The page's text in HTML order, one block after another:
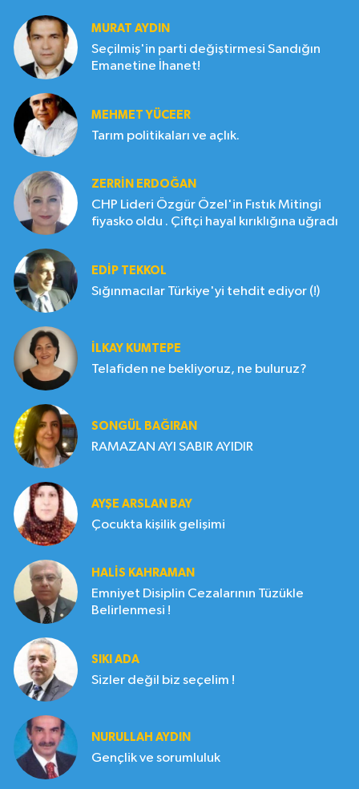
MURAT AYDIN
Seçilmiş'in parti değiştirmesi Sandığın
Emanetine İhanet!
MEHMET YÜCEER
Tarım politikaları ve açlık.
ZERRIN ERDOĞAN
CHP Lideri Özgür Özel'in Fıstık Mitingi
fiyasko oldu . Çiftçi hayal kırıklığına uğradı
EDIP TEKKOL
Sığınmacılar Türkiye'yi tehdit ediyor (!)
İLKAY KUMTEPE
Telafiden ne bekliyoruz, ne buluruz?
SONGÜL BAĞIRAN
RAMAZAN AYI SABIR AYIDIR
AYŞE ARSLAN BAY
Çocukta kişilik gelişimi
HALIS KAHRAMAN
Emniyet Disiplin Cezalarının Tüzükle
Belirlenmesi !
SIKI ADA
Sizler değil biz seçelim !
NURULLAH AYDIN
Gençlik ve sorumluluk